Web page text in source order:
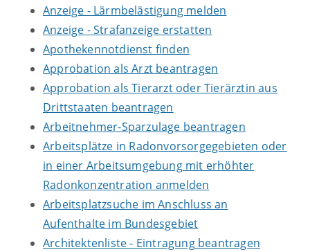
Anzeige - Lärmbelästigung melden
Anzeige - Strafanzeige erstatten
Apothekennotdienst finden
Approbation als Arzt beantragen
Approbation als Tierarzt oder Tierärztin aus
Drittstaaten beantragen
Arbeitnehmer-Sparzulage beantragen
Arbeitsplätze in Radonvorsorgegebieten oder
in einer Arbeitsumgebung mit erhöhter
Radonkonzentration anmelden
Arbeitsplatzsuche im Anschluss an
Aufenthalte im Bundesgebiet
Architektenliste - Eintragung beantragen